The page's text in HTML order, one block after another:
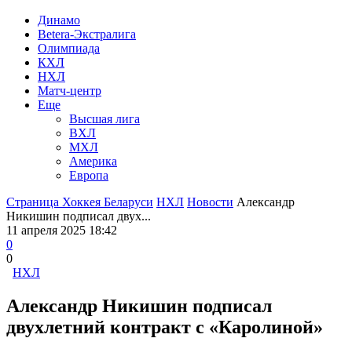
Динамо
Betera-Экстралига
Олимпиада
КХЛ
НХЛ
Матч-центр
Еще
Высшая лига
ВХЛ
МХЛ
Америка
Европа
Страница Хоккея Беларуси НХЛ Новости Александр
Никишин подписал двух...
11 апреля 2025 18:42
0
0
НХЛ
Александр Никишин подписал
двухлетний контракт с «Каролиной»